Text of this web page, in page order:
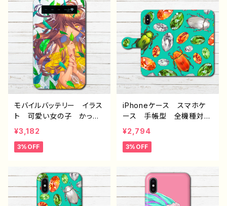
Galaxy iPhone5/6/6
s/7/8 おすすめ 個性
的 人気 イラストレータ
ー クリエイター 絵師
オリジナル デザイン グッ
ズ Android アンドロイ
ド ケース タイトル：情
熱 作：ミナミ E-4
的 人気 イラストレータ
ー クリエイター 絵師
オリジナル デザイン グッ
ズ タイトル：クリスタル
作：ミナミ E-4
モバイルバッテリー イラス
ト 可愛い女の子 かっこ
いい女子 おしゃれ 綺
麗 アニメ塗り 女性 男
性 iPhone 軽量 小さ
エイター 絵師 オリジナ
ル デザイン グッズ 充
電器 タイトル：緑舞い散
¥3,182
3%OFF
iPhoneケース スマホケ
ース 手帳型 全機種対
応 おしゃれ メンズ イラ
スト iPhone15/14/13/12/
11 AQUOS Xperia G
ス コガネムシ おすす
め 個性的 人気 イラス
トレーター クリエイター
¥2,794
3%OFF